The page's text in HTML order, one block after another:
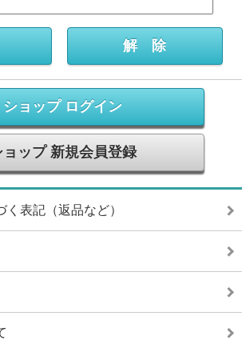
ショップ ログイン
ョップ 新規会員登録
表記（返品など）